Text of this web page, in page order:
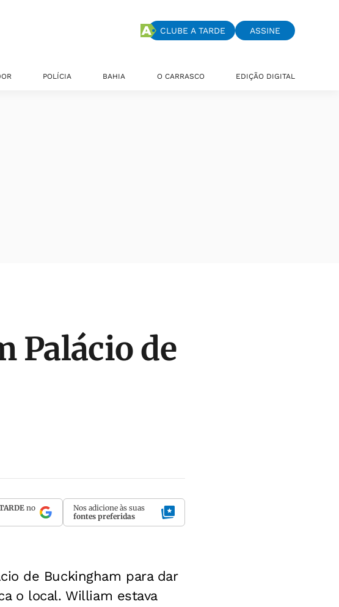
CLUBE A TARDE ASSINE
POLÍCIA BAHIA O CARRASCO EDIÇÃO DIGITAL
Palácio de
no
Nos adicione às suas
fontes preferidas
de Buckingham para dar
o local. William estava